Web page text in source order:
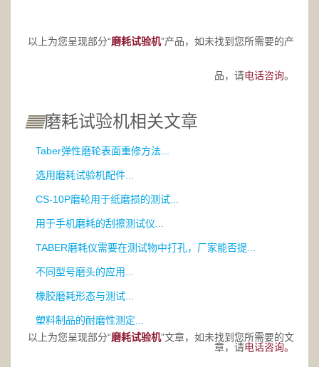
以上为您呈现部分“磨耗试验机”产品，如未找到您所需要的产
品，请电话咨询。
磨耗试验机相关文章
Taber弹性磨轮表面重修方法...
选用磨耗试验机配件...
CS-10P磨轮用于纸磨损的测试...
用于手机磨耗的刮擦测试仪...
TABER磨耗仪需要在测试物中打孔，厂家能否提...
不同型号磨头的应用...
橡胶磨耗形态与测试...
塑料制品的耐磨性测定...
以上为您呈现部分“磨耗试验机”文章，如未找到您所需要的文
章，请电话咨询。